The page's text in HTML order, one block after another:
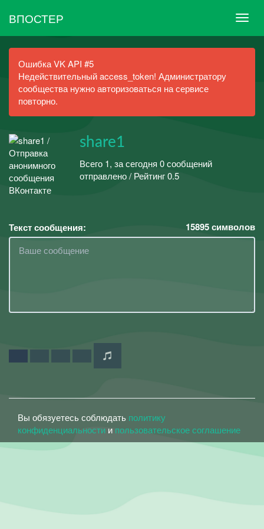
ВПОСТЕР
Ошибка VK API #5
Недействительный access_token! Администратору
сообщества нужно авторизоваться на сервисе
повторно.
share1
Всего 1, за сегодня 0 сообщений
отправлено / Рейтинг 0.5
Текст сообщения: 15895символов
Вы обязуетесь соблюдать политику
конфиденциальности и пользовательское соглашение